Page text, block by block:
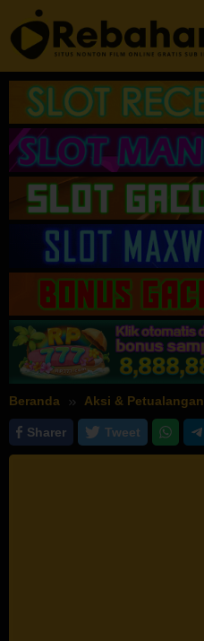
Loncat
ke
konten
Beranda Aksi & Petualangan
Sharer Tweet